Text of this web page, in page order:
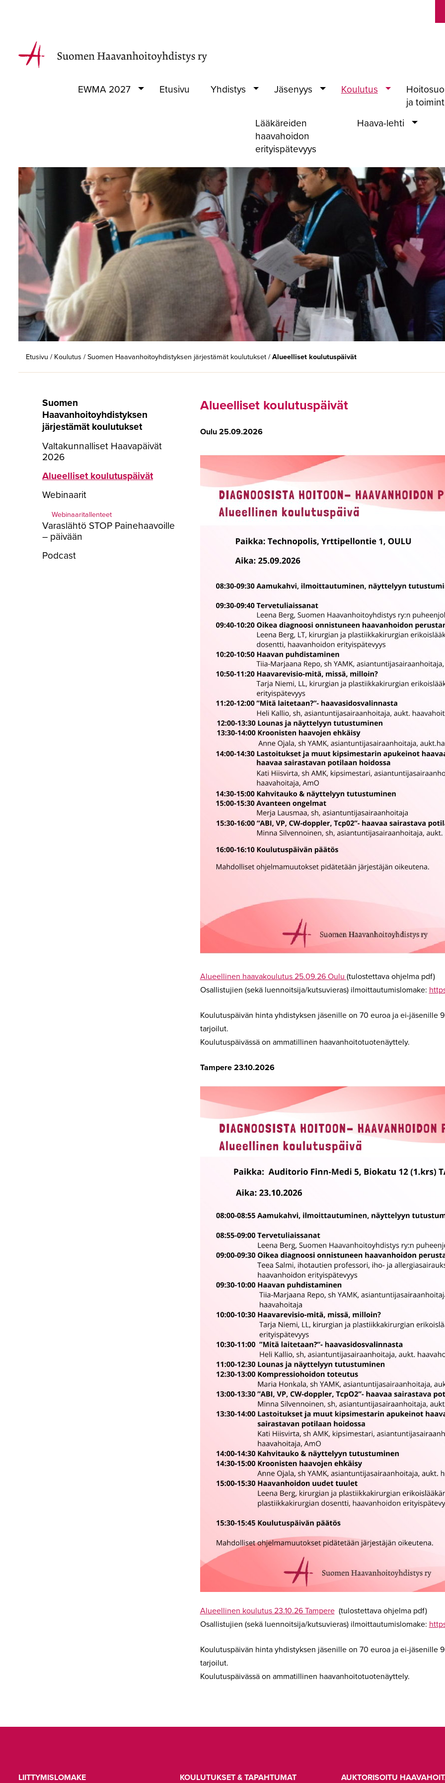
EWMA 2027 Etusivu Yhdistys Jäsenyys Koulutus
ja
Lääkäreiden
haavahoidon
erityispätevyys
Haava-lehti
Etusivu / Koulutus /Suomen Haavanhoitoyhdistyksen järjestämät koulutukset/Alueelliset koulutuspäivät
Suomen
Haavanhoitoyhdistyksen
järjestämät koulutukset
Valtakunnalliset Haavapäivät
2026
Alueelliset koulutuspäivät
Webinaarit
Webinaaritallenteet
Varaslähtö STOP Painehaavoille
– päivään
Podcast
Alueelliset koulutuspäivät
Oulu 25.09.2026
Alueellinen haavakoulutus 25.09.26 Oulu (tulostettava ohjelma pdf)
Osallistujien (sekä luennoitsija/kutsuvieras) ilmoittautumislomake:
Koulutuspäivän hinta yhdistyksen jäsenille on 70 euroa ja ei-jäsenille
tarjoilut.
Koulutuspäivässä on ammatillinen haavanhoitotuotenäyttely.
Tampere 23.10.2026
Alueellinen koulutus 23.10.26 Tampere(tulostettava ohjelma pdf)
Osallistujien (sekä luennoitsija/kutsuvieras) ilmoittautumislomake:
Koulutuspäivän hinta yhdistyksen jäsenille on 70 euroa ja ei-jäsenille
tarjoilut.
Koulutuspäivässä on ammatillinen haavanhoitotuotenäyttely.
LIITTYMISLOMAKE KOULUTUKSET & TAPAHTUMAT AUKTORISOITU